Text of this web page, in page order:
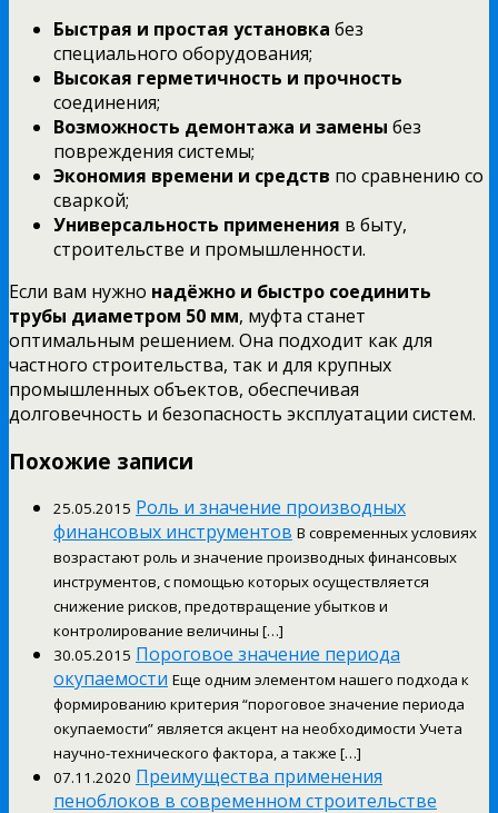
Быстрая и простая установка без
специального оборудования;
Высокая герметичность и прочность
соединения;
Возможность демонтажа и замены без
повреждения системы;
Экономия времени и средств по сравнению со
сваркой;
Универсальность применения в быту,
строительстве и промышленности.
Если вам нужно надёжно и быстро соединить
трубы диаметром 50 мм, муфта станет
оптимальным решением. Она подходит как для
частного строительства, так и для крупных
промышленных объектов, обеспечивая
долговечность и безопасность эксплуатации систем.
Похожие записи
25.05.2015 Роль и значение производных
финансовых инструментов В современных условиях
возрастают роль и значение производных финансовых
инструментов, с помощью которых осуществляется
снижение рисков, предотвращение убытков и
контролирование величины […]
30.05.2015 Пороговое значение периода
окупаемости Еще одним элементом нашего подхода к
формированию критерия “пороговое значение периода
окупаемости” является акцент на необходимости Учета
научно-технического фактора, а также […]
07.11.2020 Преимущества применения
пеноблоков в современном строительстве